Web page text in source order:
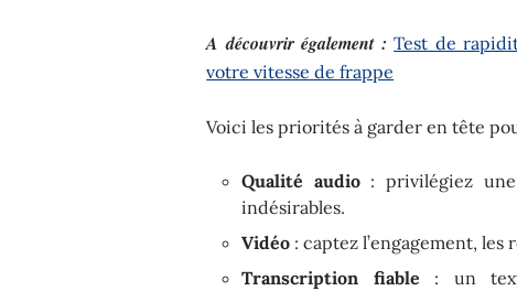
A découvrir également : Test de
votre vitesse de frappe
Voici les priorités à garder en tête
Qualité audio: privilégiez une
indésirables.
Vidéo : captez l’engagement,
Transcription fiable : un